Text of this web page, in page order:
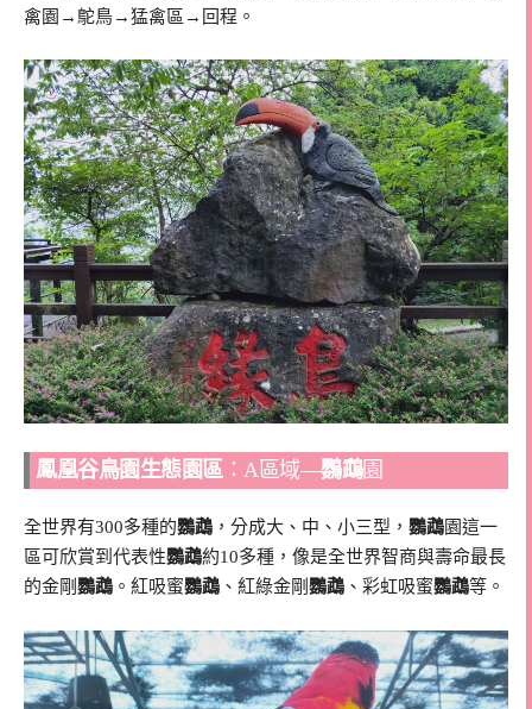
禽園→鴕鳥→猛禽區→回程。
鳳凰谷鳥園生態園區：A區域—鸚鵡園
全世界有300多種的鸚鵡 ，分成大、中、小三型， 鸚鵡園這一
區可欣賞到代表性鸚鵡約10多種，像是全世界智商與壽命最長
的金剛鸚鵡 。紅吸蜜鸚鵡 、紅綠金剛鸚鵡 、彩虹吸蜜鸚鵡等。